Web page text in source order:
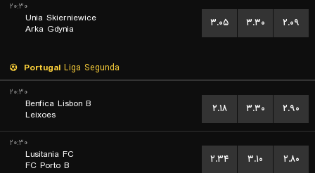
۲۰:۳۰
Unia Skierniewice
Arka Gdynia
۳.۰۵ ۳.۳۰ ۲.۰۹
Portugal Liga Segunda
۲۰:۳۰
Benfica Lisbon B
Leixoes
۲.۱۸ ۳.۳۰ ۲.۹۰
۲۰:۳۰
Lusitania FC
FC Porto B
۲.۳۴ ۳.۱۰ ۲.۸۰